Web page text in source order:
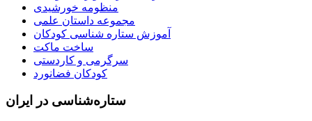
منظومه خورشیدی
مجموعه داستان علمی
آموزش ستاره شناسی کودکان
ساخت ماکت
سرگرمی و کاردستی
کودکان فضانورد
ستاره‌شناسی در ایران